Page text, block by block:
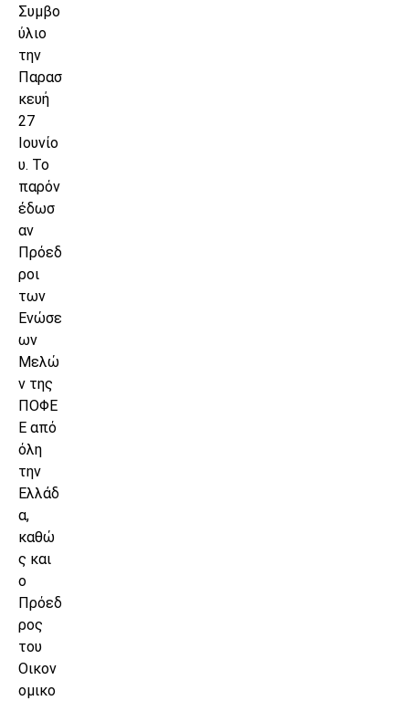
Συμβο
ύλιο
την
Παρασ
κευή
27
Ιουνίο
υ. Το
παρόν
έδωσ
αν
Πρόεδ
ροι
των
Ενώσε
ων
Μελώ
ν της
ΠΟΦΕ
Ε από
όλη
την
Ελλάδ
α,
καθώ
ς και
ο
Πρόεδ
ρος
του
Οικον
ομικο